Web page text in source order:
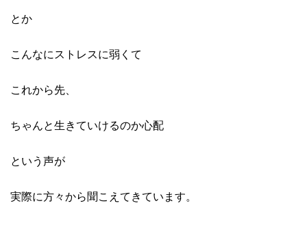
とか
こんなにストレスに弱くて
これから先、
ちゃんと生きていけるのか心配
という声が
実際に方々から聞こえてきています。